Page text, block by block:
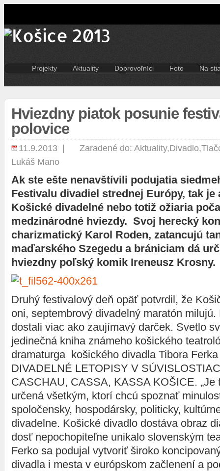
Projekty
Kasárne/Kulturpark
Projekt SPOTs
Pentapolitana
Destinácia Košice
Kunsthalle/Hala umenia
Terra Incognita
Putujúce mesto
prostredníctvom investícií do
vzdelávania
Sándor Márai
Aktuality
Iné
Regióny
Slovensko
Šport
Víkend
Zahraničie
Dobrovoľníci Foto Na
Hviezdny piatok posunie
polovice
11.9.2013 | Zaradené do: Aktuality,Divadlo,
Lukáš Mano
Ak ste ešte nenavštívili podujatia
Festivalu divadiel strednej Európy, tak je
Košické divadelné nebo totiž ožiaria
medzinárodné hviezdy. Svoj herecký
charizmatický Karol Roden, zatancujú
maďarského Szegedu a brániciam dá
hviezdny poľský komik Ireneusz Krosny.
Druhý festivalový deň opäť potvrdil, že
oni, septembrový divadelný maratón
dostali viac ako zaujímavý darček. Svetlo
jedinečná kniha známeho košického
dramaturga košického divadla Tibora
DIVADELNÉ LETOPISY V
CASCHAU, CASSA, KASSA KOŠICE. „Je
určená všetkým, ktorí chcú spoznať
spoločensky, hospodársky, politicky,
divadelne. Košické divadlo dostáva obraz
dosť nepochopiteľne unikalo slovenským
Ferko sa podujal vytvoriť široko
divadla i mesta v európskom začlenení a